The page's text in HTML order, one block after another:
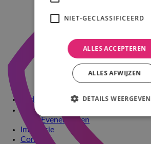
Den Bosch
Dordrecht
Limbricht
Roosendaal
Rotterdam
Tilburg
Ulvenhout
Bedrijfsfeesten
Drive-in show
Evenementen
Impressie
Contact
NIET-GECLASSIFICEERD
ALLES ACCEPTEREN
ALLES AFWIJZEN
DETAILS WEERGEVEN